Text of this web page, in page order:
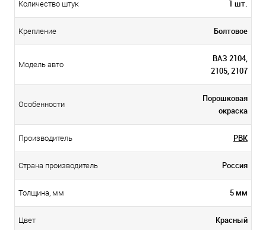
Количество штук 1 шт.
Крепление Болтовое
Модель авто
ВАЗ 2104,
2105, 2107
Особенности
Порошковая
окраска
Производитель PBK
Страна производитель Россия
Толщина, мм 5 мм
Цвет Красный